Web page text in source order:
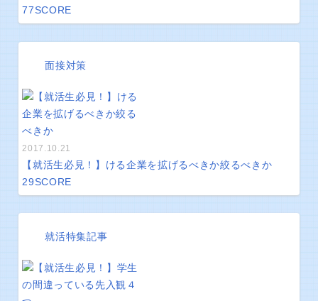
77SCORE
面接対策
2017.10.21
【就活生必見！】ける企業を拡げるべきか絞るべきか
29SCORE
就活特集記事